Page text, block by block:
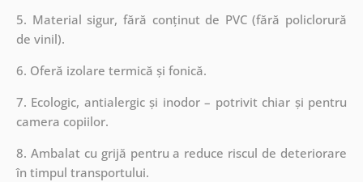
5. Material sigur, fără conținut de PVC (fără policlorură
de vinil).
6. Oferă izolare termică și fonică.
7. Ecologic, antialergic și inodor – potrivit chiar și pentru
camera copiilor.
8. Ambalat cu grijă pentru a reduce riscul de deteriorare
în timpul transportului.